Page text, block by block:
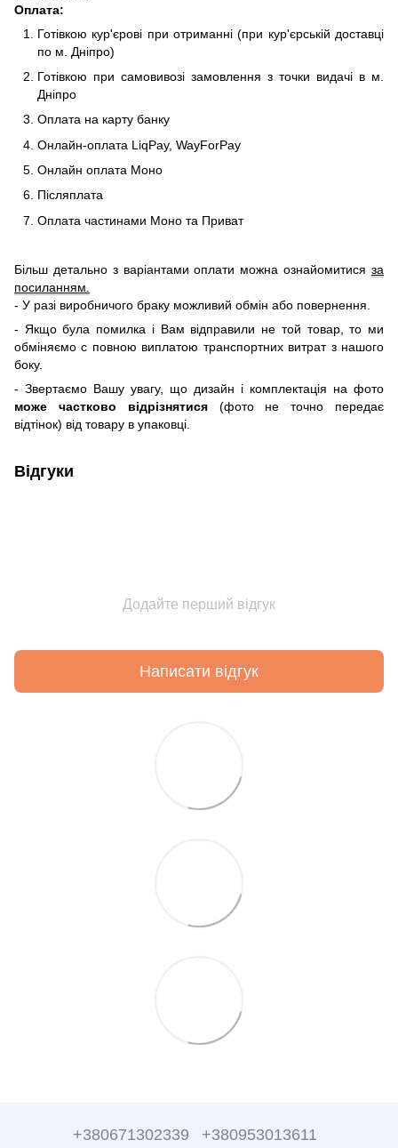
Оплата:
Готівкою кур'єрові при отриманні (при кур'єрській доставці
по м. Дніпро)
Готівкою при самовивозі замовлення з точки видачі в м.
Дніпро
Оплата на карту банку
Онлайн-оплата LiqPay, WayForPay
Онлайн оплата Моно
Післяплата
Оплата частинами Моно та Приват
Більш детально з варіантами оплати можна ознайомитися за
посиланням.
- У разі виробничого браку можливий обмін або повернення.
- Якщо була помилка і Вам відправили не той товар, то ми
обміняємо c повною виплатою транспортних витрат з нашого
боку.
- Звертаємо Вашу увагу, що дизайн і комплектація на фото
може частково відрізнятися(фото не точно передає
відтінок) від товару в упаковці.
Відгуки
Додайте перший відгук
Написати відгук
+380671302339 +380953013611